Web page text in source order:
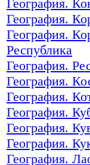
География.
География.
География.
Республика
География.
География.
География.
География.
География.
География.
География.